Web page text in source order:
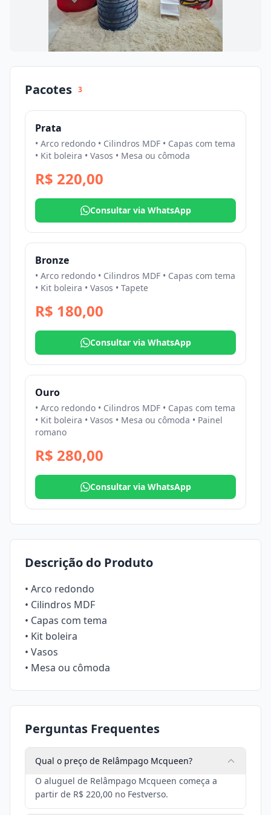
Pacotes 3
Prata
• Arco redondo • Cilindros MDF • Capas com tema
• Kit boleira • Vasos • Mesa ou cômoda
R$ 220,00
Consultar via WhatsApp
Bronze
• Arco redondo • Cilindros MDF • Capas com tema
• Kit boleira • Vasos • Tapete
R$ 180,00
Consultar via WhatsApp
Ouro
• Arco redondo • Cilindros MDF • Capas com tema
• Kit boleira • Vasos • Mesa ou cômoda • Painel
romano
R$ 280,00
Consultar via WhatsApp
Descrição do Produto
• Arco redondo
• Cilindros MDF
• Capas com tema
• Kit boleira
• Vasos
• Mesa ou cômoda
Perguntas Frequentes
Qual o preço de Relâmpago Mcqueen?
O aluguel de Relâmpago Mcqueen começa a
partir de R$ 220,00 no Festverso.